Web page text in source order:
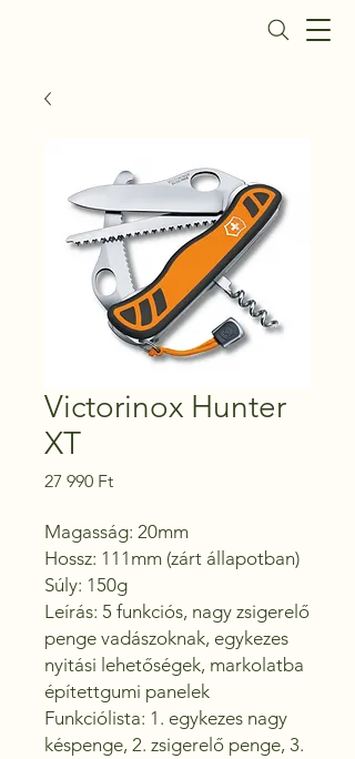
Victorinox Hunter
XT
27 990 FtÁr
Magasság: 20mm
Hossz: 111mm (zárt állapotban)
Súly: 150g
Leírás: 5 funkciós, nagy zsigerelő
penge vadászoknak, egykezes
nyitási lehetőségek, markolatba
építettgumi panelek
Funkciólista: 1. egykezes nagy
késpenge, 2. zsigerelő penge, 3.